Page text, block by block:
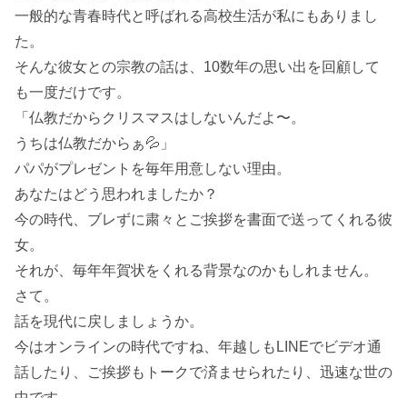
一般的な青春時代と呼ばれる高校生活が私にもありまし
た。
そんな彼女との宗教の話は、10数年の思い出を回顧して
も一度だけです。
「仏教だからクリスマスはしないんだよ〜。
うちは仏教だからぁ💦」
パパがプレゼントを毎年用意しない理由。
あなたはどう思われましたか？
今の時代、ブレずに粛々とご挨拶を書面で送ってくれる彼
女。
それが、毎年年賀状をくれる背景なのかもしれません。
さて。
話を現代に戻しましょうか。
今はオンラインの時代ですね、年越しもLINEでビデオ通
話したり、ご挨拶もトークで済ませられたり、迅速な世の